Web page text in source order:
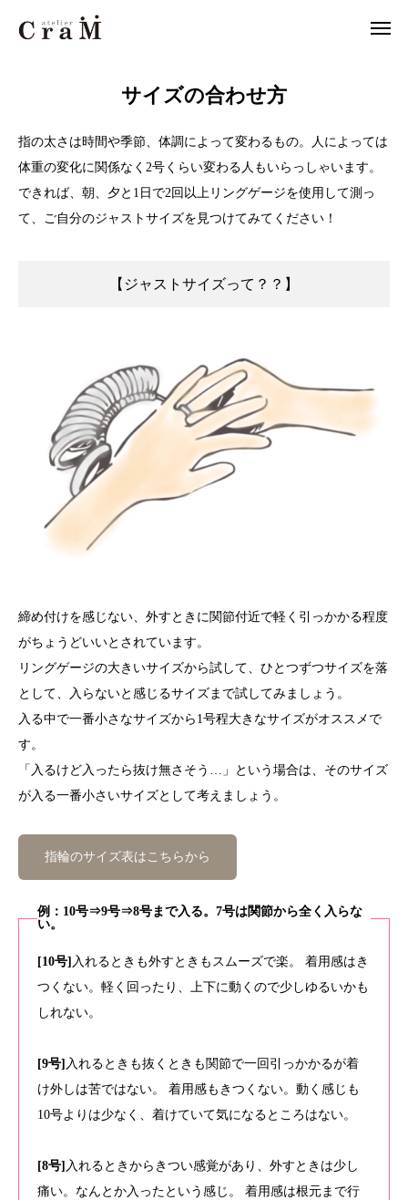
非公開: 指輪のサイズ表
サイズの合わせ方
指の太さは時間や季節、体調によって変わるもの。人によっては
体重の変化に関係なく2号くらい変わる人もいらっしゃいます。
できれば、朝、夕と1日で2回以上リングゲージを使用して測っ
て、ご自分のジャストサイズを見つけてみてください！
【ジャストサイズって？？】
締め付けを感じない、外すときに関節付近で軽く引っかかる程度
がちょうどいいとされています。
リングゲージの大きいサイズから試して、ひとつずつサイズを落
として、入らないと感じるサイズまで試してみましょう。
入る中で一番小さなサイズから1号程大きなサイズがオススメで
す。
「入るけど入ったら抜け無さそう…」という場合は、そのサイズ
が入る一番小さいサイズとして考えましょう。
指輪のサイズ表はこちらから
例：10号⇒9号⇒8号まで入る。7号は関節から全く入らな
い。
[10号] 入れるときも外すときもスムーズで楽。 着用感はき
つくない。軽く回ったり、上下に動くので少しゆるいかも
しれない。
[9号] 入れるときも抜くときも関節で一回引っかかるが着
け外しは苦ではない。 着用感もきつくない。動く感じも
10号よりは少なく、着けていて気になるところはない。
[8号] 入れるときからきつい感覚があり、外すときは少し
痛い。なんとか入ったという感じ。 着用感は根元まで行
LINE  作例集
結婚指輪
CraMについて
ジャーナル
オンライン
来店予約